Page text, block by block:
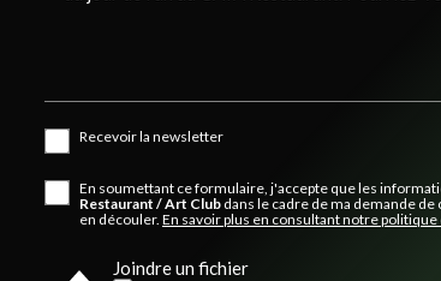
Recevoir la newsletter
En soumettant ce formulaire, j'accepte que les
Restaurant / Art Club dans le cadre de ma demande
en découler. En savoir plus en consultant notre
Joindre un fichier